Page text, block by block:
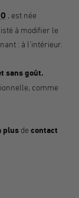
, est née
à modifier le
: à l'intérieur.
sans goût.
comme
plus de contact